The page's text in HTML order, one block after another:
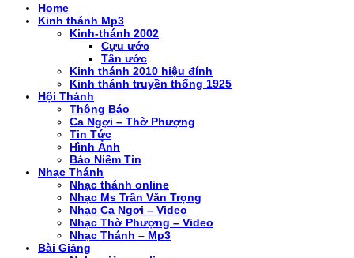
Home
Kinh thánh Mp3
Kinh-thánh 2002
Cựu ước
Tân ước
Kinh thánh 2010 hiệu đính
Kinh thánh truyền thống 1925
Hội Thánh
Thông Báo
Ca Ngợi – Thờ Phượng
Tin Tức
Hình Ảnh
Báo Niềm Tin
Nhạc Thánh
Nhạc thánh online
Nhạc Ms Trần Văn Trọng
Nhạc Ca Ngơi – Video
Nhạc Thờ Phượng – Video
Nhạc Thánh – Mp3
Bài Giảng